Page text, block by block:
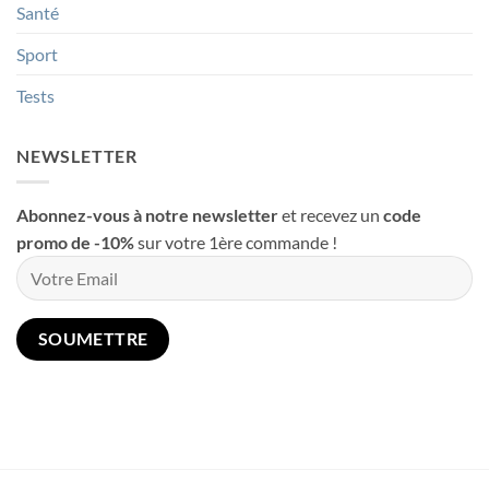
Santé
Sport
Tests
NEWSLETTER
Abonnez-vous à notre newsletteret recevez un code
promo de -10%sur votre 1ère commande !